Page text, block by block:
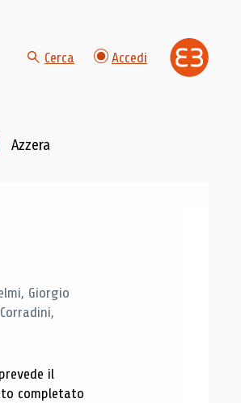
Cerca Accedi
Azzera
Giorgio
il
completato